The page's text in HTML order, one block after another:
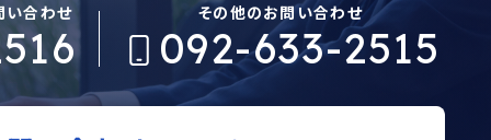
い合わせ その他のお問い合わせ
092-633-2515